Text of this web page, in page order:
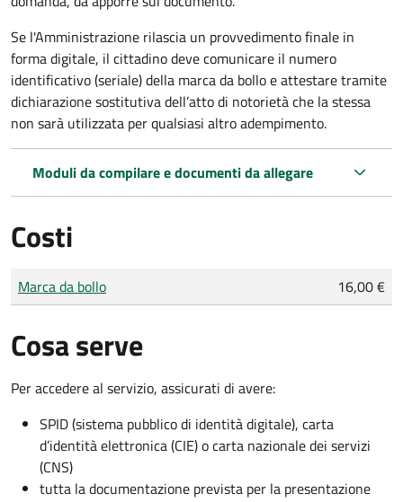
Se l'Amministrazione rilascia un provvedimento finale in
forma digitale, il cittadino devecomunicare il numero
identificativo (seriale) della marca da bollo e attestare tramite
dichiarazione sostitutiva dell’atto di notorietà che la stessa
non sarà utilizzata per qualsiasi altro adempimento.
Moduli da compilare e documenti da allegare
Costi
Tipo di pagamento
Importo
Marca da bollo 16,00 €
Cosa serve
Per accedere al servizio, assicurati di avere:
SPID (sistema pubblico di identità digitale), carta
d’identità elettronica (CIE) o carta nazionale dei servizi
(CNS)
tutta la documentazione prevista per la presentazione